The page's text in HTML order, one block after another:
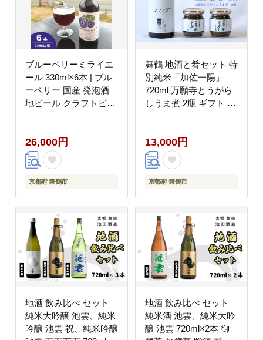
ブルーベリーミライエ
ール 330ml×6本 | ブル
ーベリー 国産 発泡酒
地ビール クラフトビー
ル 国産果実 女性向け
ギフト 手土産 フルーテ
ィー ビール エール 冷
蔵 京都府舞鶴市
26,000円
京都府 舞鶴市
舞鶴 地酒と肴セット 特
別純米「加佐一陽」
720ml 万願寺とうがら
しうま煮 2瓶 ギフト 贈
京都 舞鶴 池田酒造 お
つまみ 佃煮 セット
13,000円
京都府 舞鶴市
地酒 飲み比べ セット
純米大吟醸 池雲、純米
吟醸 池雲 祝、純米吟醸
地酒 飲み比べ セット
純米酒 池雲、純米大吟
醸 池雲 720ml×2本 御